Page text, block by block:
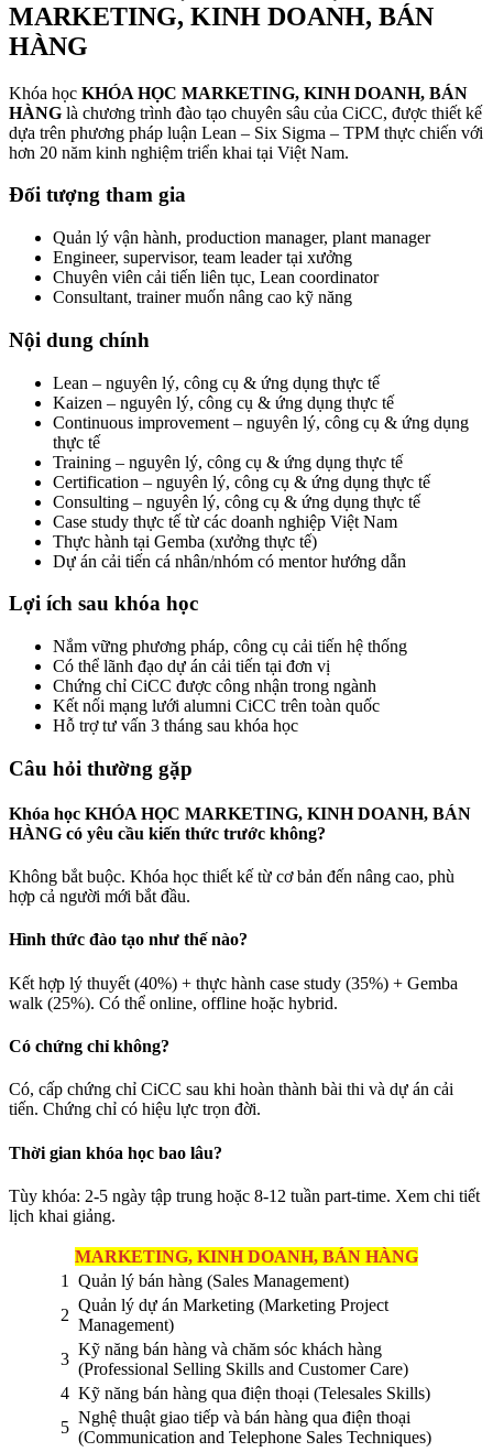
MARKETING, KINH DOANH, BÁN
HÀNG
Khóa học KHÓA HỌC MARKETING, KINH DOANH, BÁN
HÀNG là chương trình đào tạo chuyên sâu của CiCC, được thiết kế
dựa trên phương pháp luận Lean – Six Sigma – TPM thực chiến với
hơn 20 năm kinh nghiệm triển khai tại Việt Nam.
Đối tượng tham gia
Quản lý vận hành, production manager, plant manager
Engineer, supervisor, team leader tại xưởng
Chuyên viên cải tiến liên tục, Lean coordinator
Consultant, trainer muốn nâng cao kỹ năng
Nội dung chính
Lean – nguyên lý, công cụ & ứng dụng thực tế
Kaizen – nguyên lý, công cụ & ứng dụng thực tế
Continuous improvement – nguyên lý, công cụ & ứng dụng
thực tế
Training – nguyên lý, công cụ & ứng dụng thực tế
Certification – nguyên lý, công cụ & ứng dụng thực tế
Consulting – nguyên lý, công cụ & ứng dụng thực tế
Case study thực tế từ các doanh nghiệp Việt Nam
Thực hành tại Gemba (xưởng thực tế)
Dự án cải tiến cá nhân/nhóm có mentor hướng dẫn
Lợi ích sau khóa học
Nắm vững phương pháp, công cụ cải tiến hệ thống
Có thể lãnh đạo dự án cải tiến tại đơn vị
Chứng chỉ CiCC được công nhận trong ngành
Kết nối mạng lưới alumni CiCC trên toàn quốc
Hỗ trợ tư vấn 3 tháng sau khóa học
Câu hỏi thường gặp
Khóa học KHÓA HỌC MARKETING, KINH DOANH, BÁN
HÀNG có yêu cầu kiến thức trước không?
Không bắt buộc. Khóa học thiết kế từ cơ bản đến nâng cao, phù
hợp cả người mới bắt đầu.
Hình thức đào tạo như thế nào?
Kết hợp lý thuyết (40%) + thực hành case study (35%) + Gemba
walk (25%). Có thể online, offline hoặc hybrid.
Có chứng chỉ không?
Có, cấp chứng chỉ CiCC sau khi hoàn thành bài thi và dự án cải
tiến. Chứng chỉ có hiệu lực trọn đời.
Thời gian khóa học bao lâu?
Tùy khóa: 2-5 ngày tập trung hoặc 8-12 tuần part-time. Xem chi tiết
lịch khai giảng.
MARKETING, KINH DOANH, BÁN HÀNG
1
Quản lý bán hàng (Sales Management)
2
Quản lý dự án Marketing (Marketing Project
Management)
3
Kỹ năng bán hàng và chăm sóc khách hàng
(Professional Selling Skills and Customer Care)
4 Kỹ năng bán hàng qua điện thoại (Telesales Skills)
5
Nghệ thuật giao tiếp và bán hàng qua điện thoại
(Communication and Telephone Sales Techniques)